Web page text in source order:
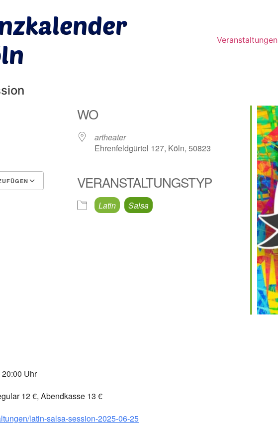
Veranstaltungen
Google Kalender
WO
artheater
Ehrenfeldgürtel 127, Köln, 50823
VERANSTALTUNGSTYP
Latin Salsa
Uhr
12 €, Abendkasse 13 €
latin-salsa-session-2025-06-25